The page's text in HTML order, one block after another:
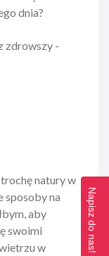
dnia?
zdrowszy -
natury w
sposoby na
aby
swoimi
w
Napisz do nas!